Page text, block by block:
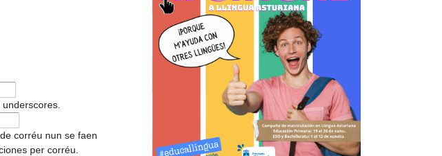
corréu nun se faen
per corréu.